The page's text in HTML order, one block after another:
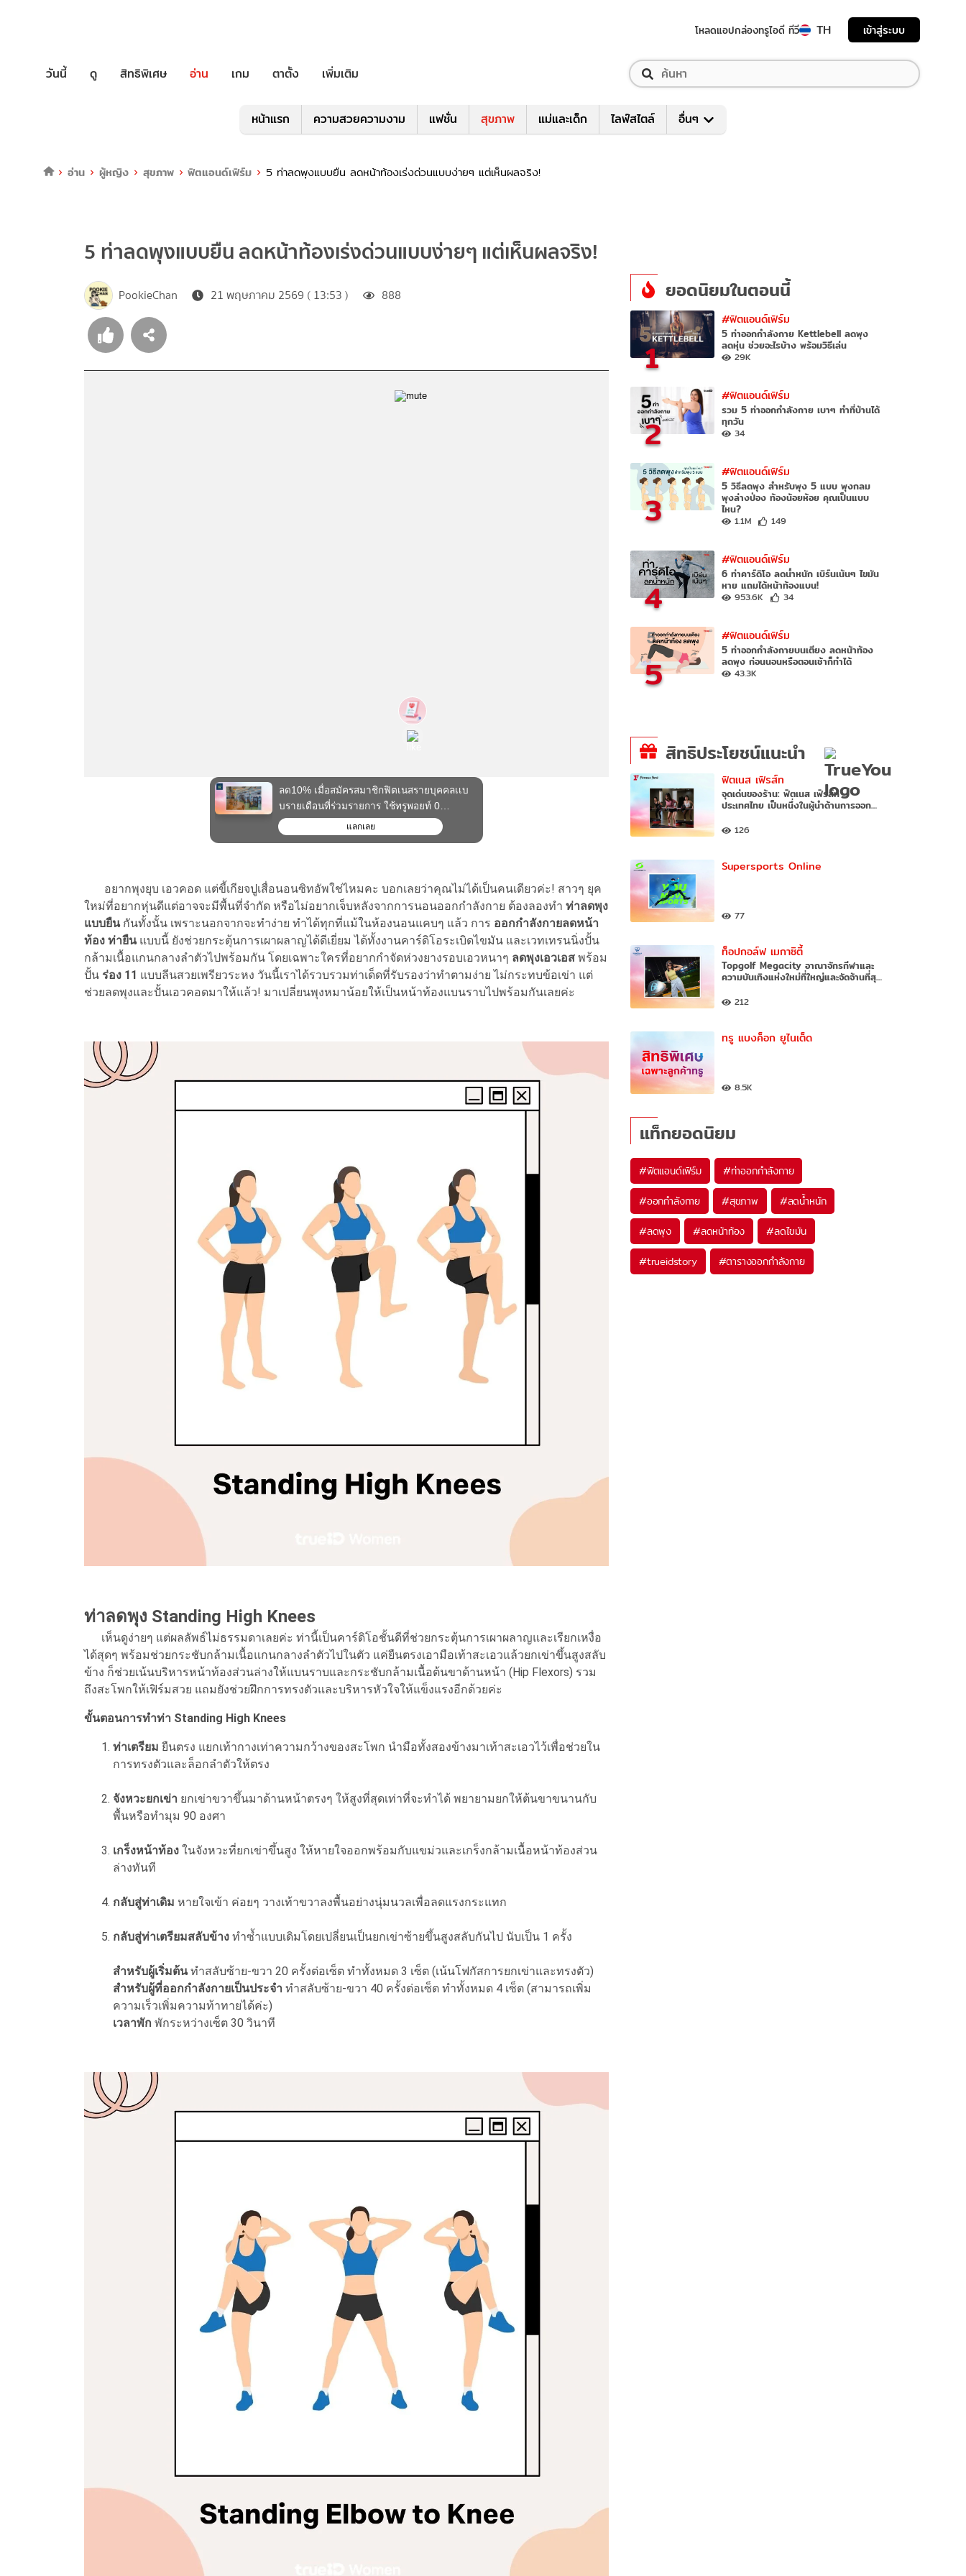
โหลดแอปกล่องทรูไอดี ทีวี TH เข้าสู่ระบบ
วันนี้ ดู สิทธิพิเศษ อ่าน เกม ตาตั้ง เพิ่มเติม
หน้าแรก ความสวยความงาม แฟชั่น สุขภาพ แม่และเด็ก ไลฟ์สไตล์ อื่นๆ
อ่าน ผู้หญิง สุขภาพ ฟิตแอนด์เฟิร์ม 5 ท่าลดพุงแบบยืน ลดหน้าท้องเร่งด่วนแบบง่ายๆ แต่เห็นผลจริง!
5 ท่าลดพุงแบบยืน ลดหน้าท้องเร่งด่วนแบบง่ายๆ แต่เห็นผลจริง!
PookieChan 21 พฤษภาคม 2569 ( 13:53 ) 888
อยากพุงยุบ เอวคอด แต่ขี้เกียจปูเสื่อนอนซิทอัพใช่ไหมคะ บอกเลยว่าคุณไม่ได้เป็นคนเดียวค่ะ! สาวๆ ยุค
ใหม่ที่อยากหุ่นดีแต่อาจจะมีพื้นที่จำกัด หรือไม่อยากเจ็บหลังจากการนอนออกกำลังกาย ต้องลองทำ ท่าลดพุง
แบบยืนกันทั้งนั้น เพราะนอกจากจะทำง่าย ทำได้ทุกที่แม้ในห้องนอนแคบๆ แล้ว การ ออกกำลังกายลดหน้า
ท้อง ท่ายืน แบบนี้ ยังช่วยกระตุ้นการเผาผลาญได้ดีเยี่ยม ได้ทั้งงานคาร์ดิโอระเบิดไขมัน และเวทเทรนนิ่งปั้น
กล้ามเนื้อแกนกลางลำตัวไปพร้อมกัน โดยเฉพาะใครที่อยากกำจัดห่วงยางรอบเอวหนาๆ ลดพุงเอวเอส พร้อม
ปั้น ร่อง 11 แบบลีนสวยเพรียวระหง วันนี้เราได้รวบรวมท่าเด็ดที่รับรองว่าทำตามง่าย ไม่กระทบข้อเข่า แต่
ช่วยลดพุงและปั้นเอวคอดมาให้แล้ว! มาเปลี่ยนพุงหมาน้อยให้เป็นหน้าท้องแบนราบไปพร้อมกันเลยค่ะ
ท่าลดพุง Standing High Knees
เห็นดูง่ายๆ แต่ผลลัพธ์ไม่ธรรมดาเลยค่ะ ท่านี้เป็นคาร์ดิโอชั้นดีที่ช่วยกระตุ้นการเผาผลาญและเรียกเหงื่อ
ได้สุดๆ พร้อมช่วยกระชับกล้ามเนื้อแกนกลางลำตัวไปในตัว แค่ยืนตรงเอามือเท้าสะเอวแล้วยกเข่าขึ้นสูงสลับ
ข้าง ก็ช่วยเน้นบริหารหน้าท้องส่วนล่างให้แบนราบและกระชับกล้ามเนื้อต้นขาด้านหน้า (Hip Flexors) รวม
ถึงสะโพกให้เฟิร์มสวย แถมยังช่วยฝึกการทรงตัวและบริหารหัวใจให้แข็งแรงอีกด้วยค่ะ
ขั้นตอนการทำท่า Standing High Knees
ท่าเตรียม ยืนตรง แยกเท้ากางเท่าความกว้างของสะโพก นำมือทั้งสองข้างมาเท้าสะเอวไว้เพื่อช่วยใน
การทรงตัวและล็อกลำตัวให้ตรง
จังหวะยกเข่า ยกเข่าขวาขึ้นมาด้านหน้าตรงๆ ให้สูงที่สุดเท่าที่จะทำได้ พยายามยกให้ต้นขาขนานกับ
พื้นหรือทำมุม 90 องศา
เกร็งหน้าท้อง ในจังหวะที่ยกเข่าขึ้นสูง ให้หายใจออกพร้อมกับแขม่วและเกร็งกล้ามเนื้อหน้าท้องส่วน
ล่างทันที
กลับสู่ท่าเดิม หายใจเข้า ค่อยๆ วางเท้าขวาลงพื้นอย่างนุ่มนวลเพื่อลดแรงกระแทก
กลับสู่ท่าเตรียมสลับข้าง ทำซ้ำแบบเดิมโดยเปลี่ยนเป็นยกเข่าซ้ายขึ้นสูงสลับกันไป นับเป็น 1 ครั้ง
สำหรับผู้เริ่มต้นทำสลับซ้าย-ขวา 20 ครั้งต่อเซ็ต ทำทั้งหมด 3 เซ็ต (เน้นโฟกัสการยกเข่าและทรงตัว)
สำหรับผู้ที่ออกกำลังกายเป็นประจำ ทำสลับซ้าย-ขวา 40 ครั้งต่อเซ็ต ทำทั้งหมด 4 เซ็ต (สามารถเพิ่ม
ความเร็วเพิ่มความท้าทายได้ค่ะ)
เวลาพัก พักระหว่างเซ็ต 30 วินาที
ยอดนิยมในตอนนี้
1
#ฟิตแอนด์เฟิร์ม
5 ท่าออกกําลังกาย Kettlebell ลดพุง
ลดหุ่น ช่วยอะไรบ้าง พร้อมวิธีเล่น
29K
2
#ฟิตแอนด์เฟิร์ม
รวม 5 ท่าออกกำลังกาย เบาๆ ทำที่บ้านได้
ทุกวัน
34
3
#ฟิตแอนด์เฟิร์ม
5 วิธีลดพุง สำหรับพุง 5 แบบ พุงกลม
พุงล่างป่อง ท้องน้อยห้อย คุณเป็นแบบ
ไหน?
1.1M 149
4
#ฟิตแอนด์เฟิร์ม
6 ท่าคาร์ดิโอ ลดน้ำหนัก เบิร์นเน้นๆ ไขมัน
หาย แถมได้หน้าท้องแบน!
953.6K 34
5
#ฟิตแอนด์เฟิร์ม
5 ท่าออกกำลังกายบนเตียง ลดหน้าท้อง
ลดพุง ก่อนนอนหรือตอนเช้าก็ทำได้
43.3K
สิทธิประโยชน์แนะนำ
ฟิตเนส เฟิรส์ท
จุดเด่นของร้าน: ฟิตเนส เฟิรส์ท
ประเทศไทย เป็นหนึ่งในผู้นำด้านการออก…
126
Supersports Online
77
ท็อปกอล์ฟ เมกาซิตี้
Topgolf Megacity อาณาจักรกีฬาและ
ความบันเทิงแห่งใหม่ที่ใหญ่และจัดจ้านที่สุ…
212
ทรู แบงค็อก ยูไนเต็ด
8.5K
แท็กยอดนิยม
#ฟิตแอนด์เฟิร์ม #ท่าออกกำลังกาย
#ออกกำลังกาย #สุขภาพ #ลดน้ำหนัก
#ลดพุง #ลดหน้าท้อง #ลดไขมัน
#trueidstory #ตารางออกกำลังกาย